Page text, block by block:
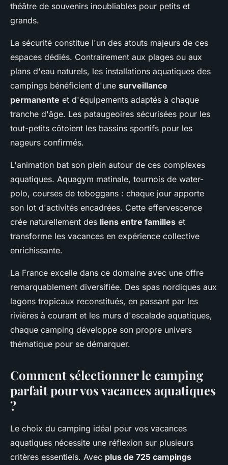
théâtre de souvenirs inoubliables pour petits et
grands.
La sécurité constitue l'un des atouts majeurs de ces
espaces dédiés. Contrairement aux plages ou aux
plans d'eau naturels, les installations aquatiques des
campings bénéficient d'une surveillance
permanente et d'équipements adaptés à chaque
tranche d'âge. Les pataugeoires sécurisées pour les
tout-petits côtoient les bassins sportifs pour les
nageurs confirmés.
L'animation bat son plein autour de ces complexes
aquatiques. Aquagym matinale, tournois de water-
polo, courses de toboggans : chaque jour apporte
son lot d'activités encadrées. Cette effervescence
crée naturellement des liens entre familles et
transforme les vacances en expérience collective
enrichissante.
La France excelle dans ce domaine avec une offre
remarquablement diversifiée. Des spas nordiques aux
lagons tropicaux reconstitués, en passant par les
rivières à courant et les murs d'escalade aquatiques,
chaque camping développe son propre univers
thématique pour se démarquer.
Comment sélectionner le camping
parfait pour vos vacances aquatiques
?
Le choix du camping idéal pour vos vacances
aquatiques nécessite une réflexion sur plusieurs
critères essentiels. Avec plus de 725 campings